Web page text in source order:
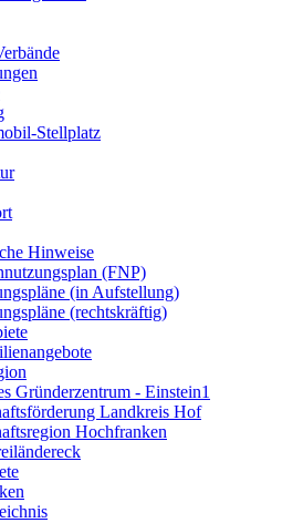
Stellplatz
Hinweise
(FNP)
(in Aufstellung)
(rechtskräftig)
Gründerzentrum - Einstein1
Landkreis Hof
Hochfranken